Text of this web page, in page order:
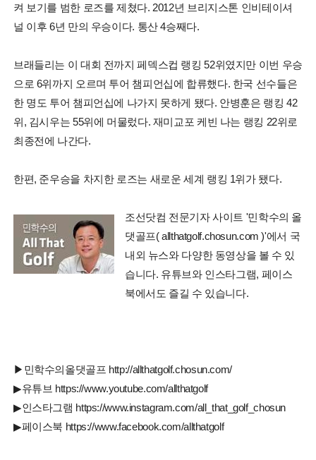
켜 보기를 범한 로즈를 제쳤다. 2012년 브리지스톤 인비테이셔
널 이후 6년 만의 우승이다. 통산 4승째다.
브래들리는 이 대회 전까지 페덱스컵 랭킹 52위였지만 이번 우승
으로 6위까지 오르며 투어 챔피언십에 합류했다. 한국 선수들은
한 명도 투어 챔피언십에 나가지 못하게 됐다. 안병훈은 랭킹 42
위, 김시우는 55위에 머물렀다. 재미교포 케빈 나는 랭킹 22위로
최종전에 나간다.
한편, 준우승을 차지한 로즈는 새로운 세계 랭킹 1위가 됐다.
조선닷컴 전문기자 사이트 '민학수의 올
댓골프( allthatgolf.chosun.com )'에서 국
내외 뉴스와 다양한 동영상을 볼 수 있
습니다. 유튜브와 인스타그램, 페이스
북에서도 즐길 수 있습니다.
▶민학수의올댓골프 http://allthatgolf.chosun.com/
▶유튜브 https://www.youtube.com/allthatgolf
▶인스타그램 https://www.instagram.com/all_that_golf_chosun
▶페이스북 https://www.facebook.com/allthatgolf